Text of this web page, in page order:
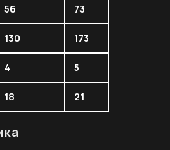
56 73
130 173
4 5
18 21